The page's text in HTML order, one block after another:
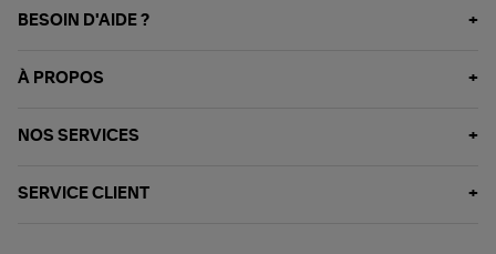
BESOIN D'AIDE ?
À PROPOS
NOS SERVICES
SERVICE CLIENT